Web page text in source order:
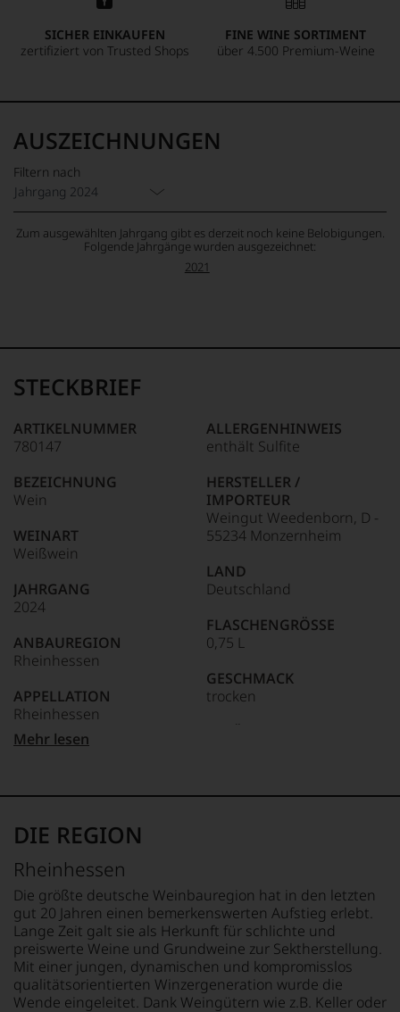
SICHER EINKAUFEN
zertifiziert von Trusted Shops
FINE WINE SORTIMENT
über 4.500 Premium-Weine
AUSZEICHNUNGEN
Filtern nach
Jahrgang 2024
Zum ausgewählten Jahrgang gibt es derzeit noch keine Belobigungen.
Folgende Jahrgänge wurden ausgezeichnet:
2021
STECKBRIEF
ARTIKELNUMMER
780147
BEZEICHNUNG
Wein
WEINART
Weißwein
JAHRGANG
2024
ANBAUREGION
Rheinhessen
APPELLATION
Rheinhessen
QUALITÄTSSTUFE
REBSORTEN
9 °C
ALKOHOLGEHALT
12,5 % Vol.
RESTSÜSSE
0,5 g/L
ALLERGENHINWEIS
enthält Sulfite
HERSTELLER /
IMPORTEUR
Weingut Weedenborn, D -
55234 Monzernheim
LAND
Deutschland
FLASCHENGRÖSSE
0,75 L
GESCHMACK
trocken
0 g
davon Zucker: 0,1 g
EIWEISS
0 g
SALZ
0 g
ZUTATEN
Mehr lesen
DIE REGION
Rheinhessen
Die größte deutsche Weinbauregion hat in den letzten
gut 20 Jahren einen bemerkenswerten Aufstieg erlebt.
Lange Zeit galt sie als Herkunft für schlichte und
preiswerte Weine und Grundweine zur Sektherstellung.
Mit einer jungen, dynamischen und kompromisslos
qualitätsorientierten Winzergeneration wurde die
Wende eingeleitet. Dank Weingütern wie z.B. Keller oder